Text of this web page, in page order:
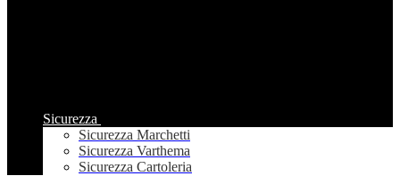
Sicurezza
Sicurezza Marchetti
Sicurezza Varthema
Sicurezza Cartoleria